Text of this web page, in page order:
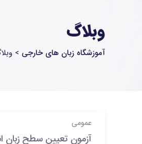
وبلاگ
آموزشگاه زبان های خارجی >
عمومی
آزمون تعیین سطح زبان